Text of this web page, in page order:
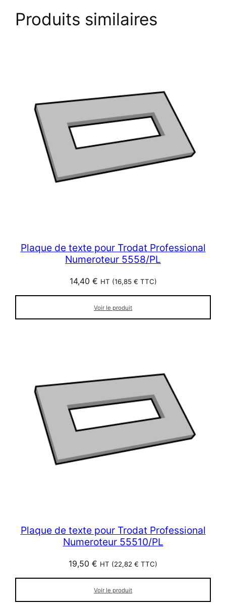
Produits similaires
Plaque de texte pour Trodat Professional
Numeroteur 5558/PL
14,40 € HT (16,85 € TTC)
Voir le produit
Plaque de texte pour Trodat Professional
Numeroteur 55510/PL
19,50 € HT (22,82 € TTC)
Voir le produit